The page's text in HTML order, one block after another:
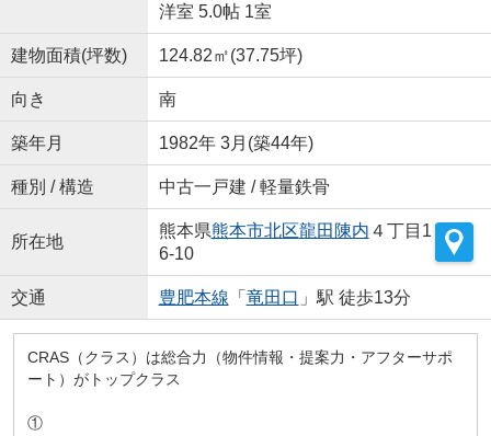
洋室 5.0帖 1室
建物面積(坪数) 124.82㎡(37.75坪)
向き 南
築年月 1982年 3月(築44年)
種別 / 構造 中古一戸建 / 軽量鉄骨
所在地
熊本県熊本市北区龍田陳内 ４丁目1
6-10
交通 豊肥本線 「 竜田口 」駅 徒歩13分
CRAS（クラス）は総合力（物件情報・提案力・アフターサポ
ート）がトップクラス
①